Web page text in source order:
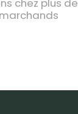
chez plus
marchands